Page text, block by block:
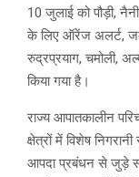
10 जुलाई को पौड़ी,
के लिए ऑरेंज अलर्ट,
रुद्रप्रयाग, चमोली,
किया गया है।
राज्य आपातकालीन
क्षेत्रों में विशेष
आपदा प्रबंधन से जुड़े